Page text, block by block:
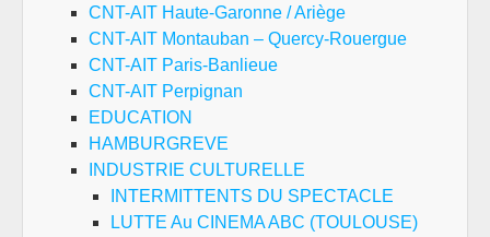
CNT-AIT Haute-Garonne / Ariège
CNT-AIT Montauban – Quercy-Rouergue
CNT-AIT Paris-Banlieue
CNT-AIT Perpignan
EDUCATION
HAMBURGREVE
INDUSTRIE CULTURELLE
INTERMITTENTS DU SPECTACLE
LUTTE Au CINEMA ABC (TOULOUSE)